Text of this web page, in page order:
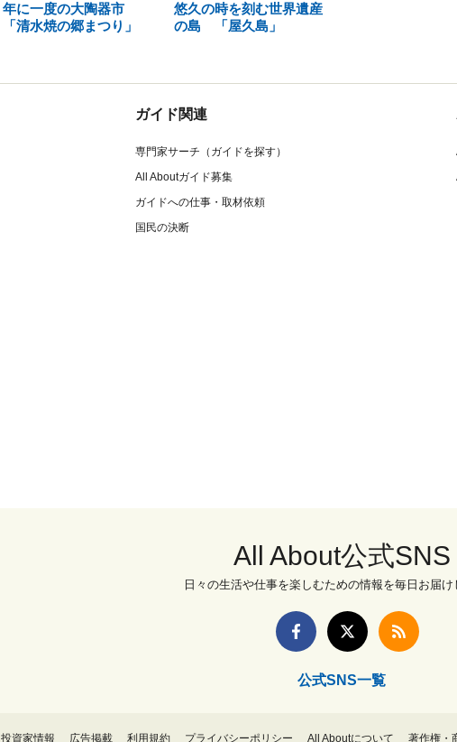
年に一度の大陶器市
「清水焼の郷まつり」
悠久の時を刻む世界遺産
の島 「屋久島」
ガイド関連
専門家サーチ（ガイドを探す）
All Aboutガイド募集
ガイドへの仕事・取材依頼
国民の決断
All About公式SNS
日々の生活や仕事を楽しむための情報を毎日お届け
公式SNS一覧
投資家情報 広告掲載 利用規約 プライバシーポリシー All Aboutについて 著作権・